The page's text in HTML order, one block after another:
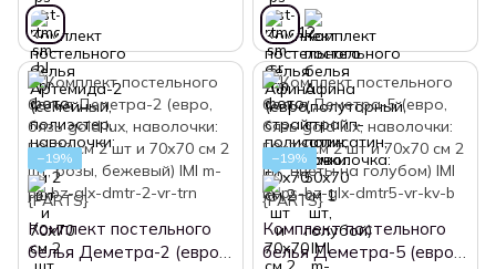
−19%
Комплект постельного
белья Деметра-2 (евро,
−19%
Комплект постельного
белья Деметра-5 (евро,